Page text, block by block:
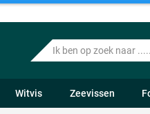
Ik
ben
naar
.....
Witvis Zeevissen